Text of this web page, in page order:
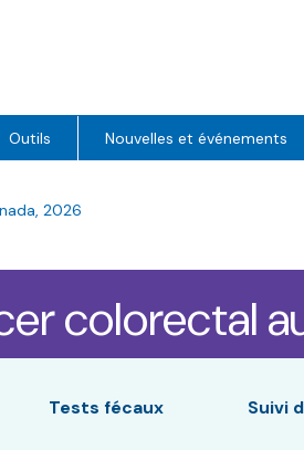
Outils Nouvelles et événements
2026
colorectal
Tests fécaux Suivi